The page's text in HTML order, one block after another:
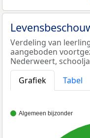
Verdeling van
aangeboden
Nederweert,
Grafiek
Tabel
Algemeen bijzonder